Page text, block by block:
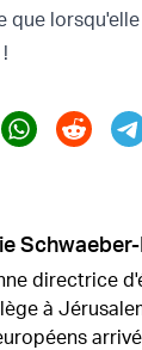
que
(X)
directrice
à